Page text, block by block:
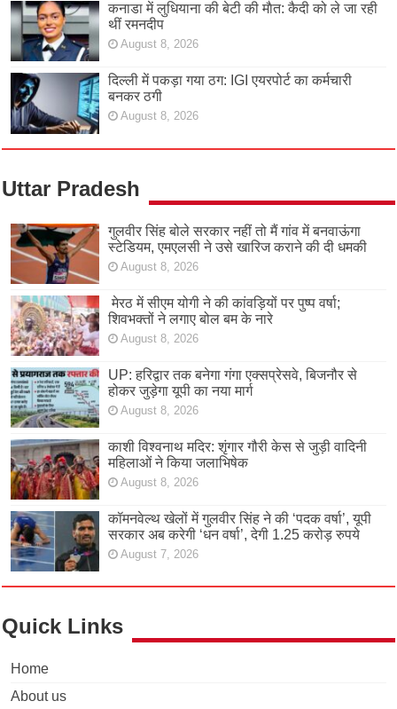
कनाडा में लुधियाना की बेटी की माैत: कैदी को ले जा रही
थीं रमनदीप
August 8, 2026
दिल्ली में पकड़ा गया ठग: IGI एयरपोर्ट का कर्मचारी
बनकर ठगी
August 8, 2026
Uttar Pradesh
गुलवीर सिंह बोले सरकार नहीं तो मैं गांव में बनवाऊंगा
स्टेडियम, एमएलसी ने उसे खारिज कराने की दी धमकी
August 8, 2026
मेरठ में सीएम योगी ने की कांवड़ियों पर पुष्प वर्षा;
शिवभक्तों ने लगाए बोल बम के नारे
August 8, 2026
UP: हरिद्वार तक बनेगा गंगा एक्सप्रेसवे, बिजनौर से
होकर जुड़ेगा यूपी का नया मार्ग
August 8, 2026
काशी विश्वनाथ मदिर: शृंगार गौरी केस से जुड़ी वादिनी
महिलाओं ने किया जलाभिषेक
August 8, 2026
कॉमनवेल्थ खेलों में गुलवीर सिंह ने की ‘पदक वर्षा’, यूपी
सरकार अब करेगी ‘धन वर्षा’, देगी 1.25 करोड़ रुपये
August 7, 2026
Quick Links
Home
About us